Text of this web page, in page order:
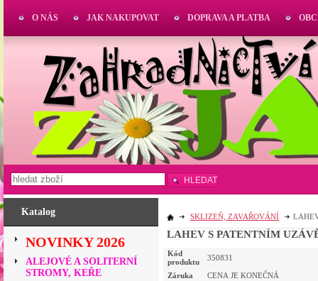
Katalog
NOVINKY 2026
ALEJOVÉ A SOLITERNÍ
STROMY, KEŘE
SKLIZEŇ, ZAVAŘOVÁNÍ
LAHEV S PATENTNÍM
Kód
produktu
350831
Záruka CENA JE KONEČNÁ
O NÁS JAK NAKUPOVAT DOPRAVA A PLATBA
HLEDAT